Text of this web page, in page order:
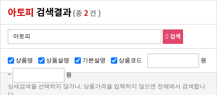
아토피 검색결과(총 2 건 )
검색
상품명 상품설명 기본설명 상품코드 원
~
원
상세검색을 선택하지 않거나, 상품가격을 입력하지 않으면 전체에서 검색합니
다.